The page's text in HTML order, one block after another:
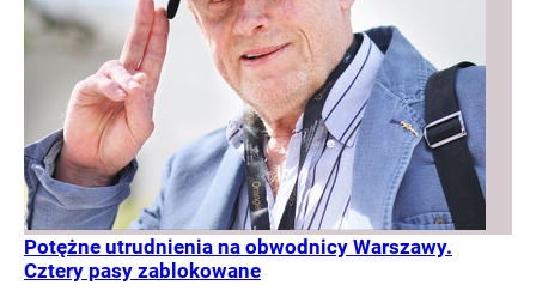
Potężne utrudnienia na obwodnicy Warszawy.
Cztery pasy zablokowane